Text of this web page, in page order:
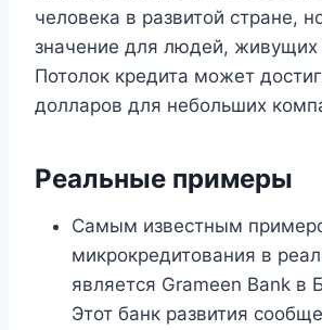
человека в развитой стране,
значение для людей, живущих
Потолок кредита может
долларов для небольших
Реальные примеры
Самым известным
микрокредитования в
является Grameen Bank в
Этот банк развития